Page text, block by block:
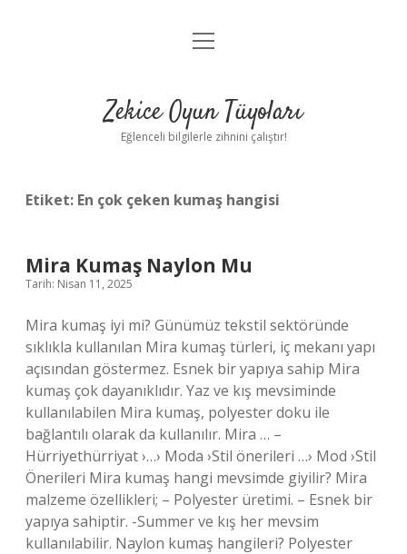
Anasayfa
Yasal Uyarı
menüyü
Zekice Oyun Tüyoları
Eğlenceli bilgilerle zihnini çalıştır!
Etiket: En çok çeken kumaş hangisi
Mira Kumaş Naylon Mu
Tarih: Nisan 11, 2025
Mira kumaş iyi mi? Günümüz tekstil sektöründe
sıklıkla kullanılan Mira kumaş türleri, iç mekanı yapı
açısından göstermez. Esnek bir yapıya sahip Mira
kumaş çok dayanıklıdır. Yaz ve kış mevsiminde
kullanılabilen Mira kumaş, polyester doku ile
bağlantılı olarak da kullanılır. Mira … –
Hürriyethürriyat ›…› Moda ›Stil önerileri …› Mod ›Stil
Önerileri Mira kumaş hangi mevsimde giyilir? Mira
malzeme özellikleri; – Polyester üretimi. – Esnek bir
yapıya sahiptir. -Summer ve kış her mevsim
kullanılabilir. Naylon kumaş hangileri? Polyester